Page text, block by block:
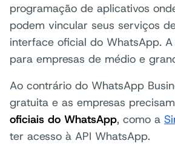
programação de aplicativos
podem vincular seus serviços
interface oficial do WhatsApp.
para empresas de médio e
Ao contrário do WhatsApp
gratuita e as empresas
oficiais do WhatsApp, como a
ter acesso à API WhatsApp.